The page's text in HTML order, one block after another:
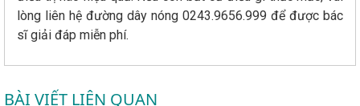
lòng liên hệ đường dây nóng 0243.9656.999 để được bác
sĩ giải đáp miễn phí.
BÀI VIẾT LIÊN QUAN